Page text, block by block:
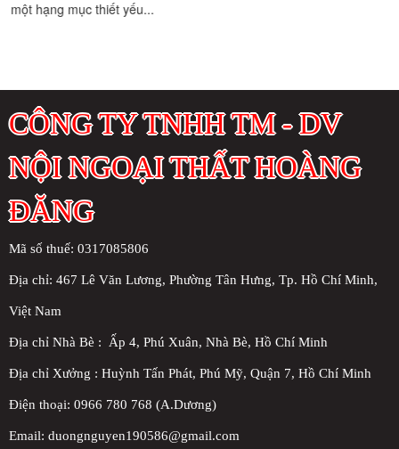
CÔNG TY TNHH TM - DV
NỘI NGOẠI THẤT HOÀNG
ĐĂNG
Mã số thuế: 0317085806
Địa chỉ: 467 Lê Văn Lương, Phường Tân Hưng, Tp. Hồ Chí Minh,
Việt Nam
Địa chỉ Nhà Bè : Ấp 4, Phú Xuân, Nhà Bè, Hồ Chí Minh
Địa chỉ Xưởng : Huỳnh Tấn Phát, Phú Mỹ, Quận 7, Hồ Chí Minh
Điện thoại: 0966 780 768 (A.Dương)
Email: duongnguyen190586@gmail.com